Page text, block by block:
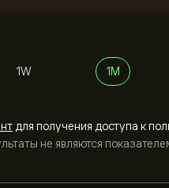
1W 1M
для получения доступа к
не являются